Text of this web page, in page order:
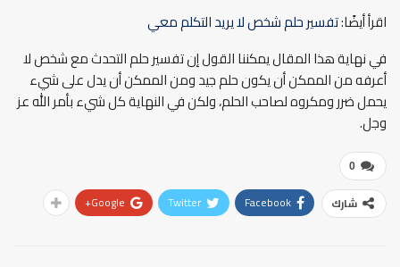
اقرأ أيضًا:تفسير حلم شخص لا يريد التكلم معي
في نهاية هذا المقال يمكننا القول إن تفسير حلم التحدث مع شخص لا
أعرفه من الممكن أن يكون حلم جيد ومن الممكن أن يدل على شيء
يحمل ضرر ومكروه لصاحب الحلم، ولكن في النهاية كل شيء بأمر الله عز
وجل.
0
شارك Facebook
Twitter
Google+